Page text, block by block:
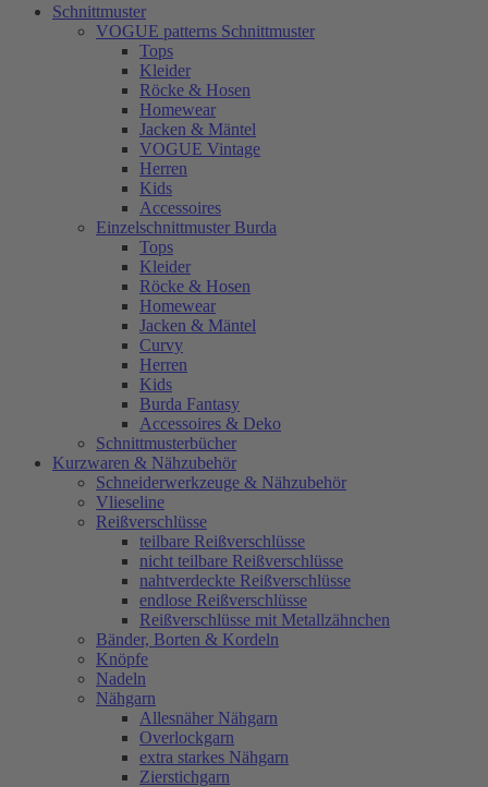
Schnittmuster
VOGUE patterns Schnittmuster
Tops
Kleider
Röcke & Hosen
Homewear
Jacken & Mäntel
VOGUE Vintage
Herren
Kids
Accessoires
Einzelschnittmuster Burda
Tops
Kleider
Röcke & Hosen
Homewear
Jacken & Mäntel
Curvy
Herren
Kids
Burda Fantasy
Accessoires & Deko
Schnittmusterbücher
Kurzwaren & Nähzubehör
Schneiderwerkzeuge & Nähzubehör
Vlieseline
Reißverschlüsse
teilbare Reißverschlüsse
nicht teilbare Reißverschlüsse
nahtverdeckte Reißverschlüsse
endlose Reißverschlüsse
Reißverschlüsse mit Metallzähnchen
Bänder, Borten & Kordeln
Knöpfe
Nadeln
Nähgarn
Allesnäher Nähgarn
Overlockgarn
extra starkes Nähgarn
Zierstichgarn